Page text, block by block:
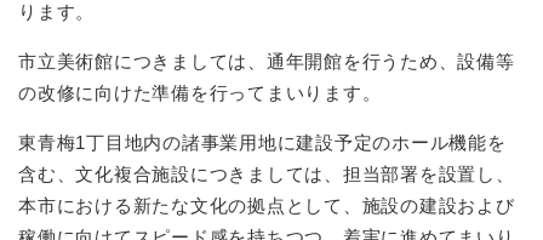
ります。
市立美術館につきましては、通年開館を行うため、設備等
の改修に向けた準備を行ってまいります。
東青梅1丁目地内の諸事業用地に建設予定のホール機能を
含む、文化複合施設につきましては、担当部署を設置し、
本市における新たな文化の拠点として、施設の建設および